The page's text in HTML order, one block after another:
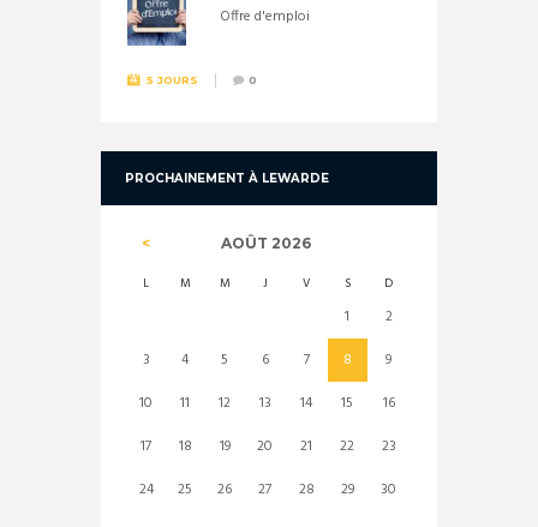
Offre d'emploi
5 JOURS 0
PROCHAINEMENT À LEWARDE
AOÛT 2026
L M M J V S D
1
2
3
4 5 6 7 8
9
10
11 12 13 14 15
16
17
18 19 20 21 22
23
24
25 26 27 28 29
30